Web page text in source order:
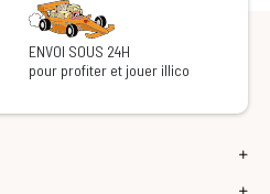
ENVOI SOUS 24H
pour profiter et jouer illico